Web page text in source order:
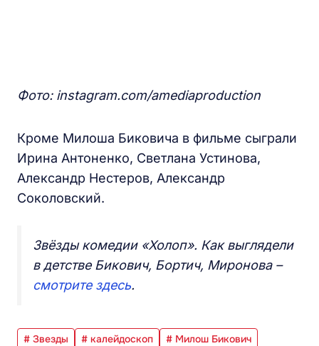
Фото: instagram.com/amediaproduction
Кроме Милоша Биковича в фильме сыграли
Ирина Антоненко, Светлана Устинова,
Александр Нестеров, Александр
Соколовский.
Звёзды комедии «Холоп». Как выглядели
в детстве Бикович, Бортич, Миронова –
смотрите здесь.
# Звезды # калейдоскоп
# Милош Бикович